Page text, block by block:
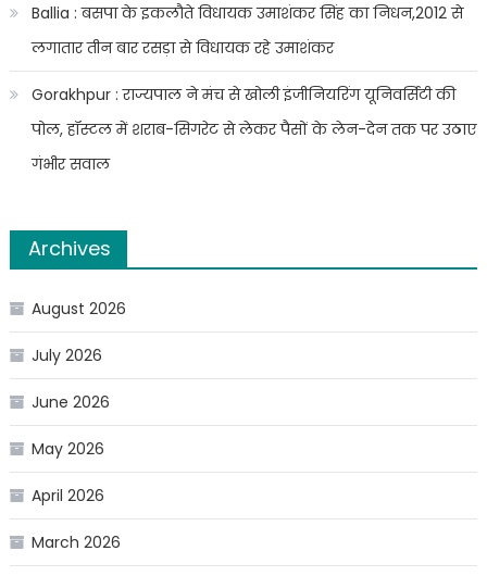
Ballia : बसपा के इकलौते विधायक उमाशंकर सिंह का निधन,2012 से
लगातार तीन बार रसड़ा से विधायक रहे उमाशंकर
Gorakhpur : राज्यपाल ने मंच से खोली इंजीनियरिंग यूनिवर्सिटी की
पोल, हॉस्टल में शराब-सिगरेट से लेकर पैसों के लेन-देन तक पर उठाए
गंभीर सवाल
Archives
August 2026
July 2026
June 2026
May 2026
April 2026
March 2026